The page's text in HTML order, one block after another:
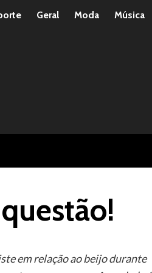
Geral Moda Música
em relação ao beijo durante